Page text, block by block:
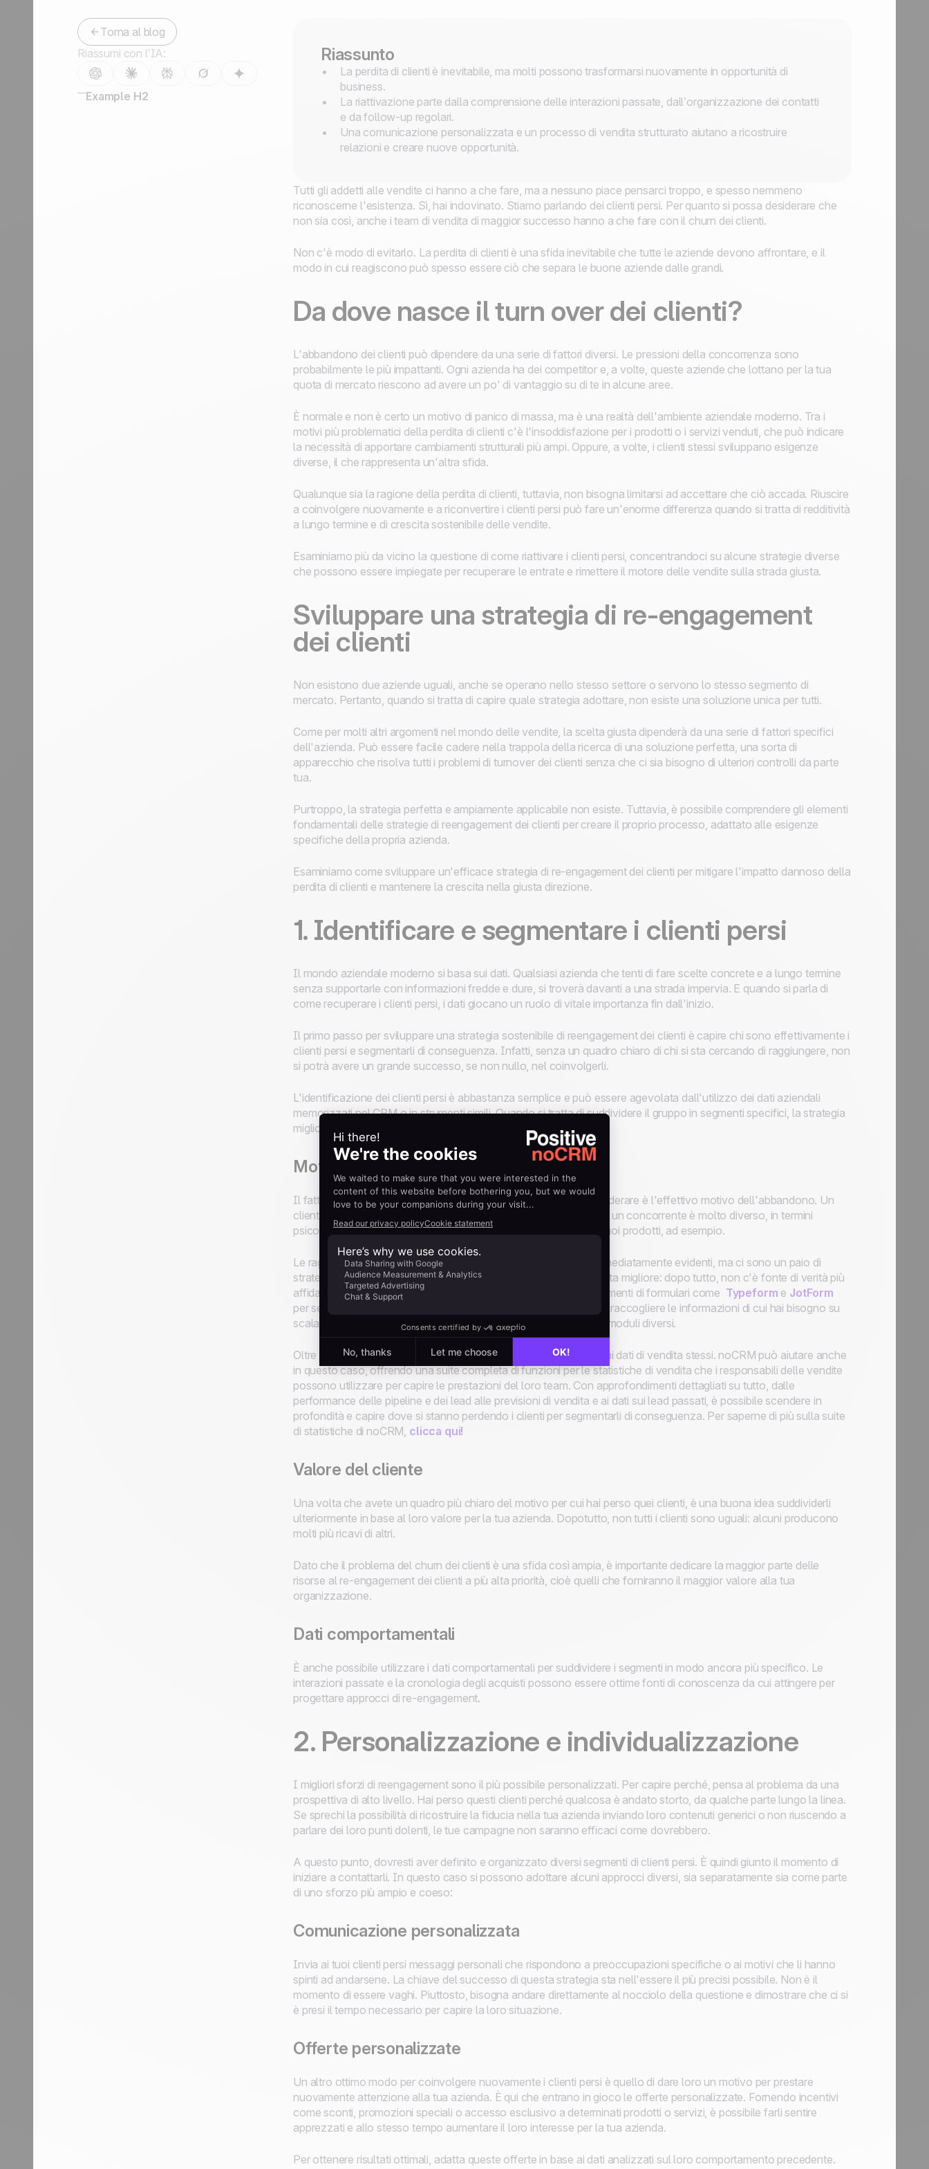
Diventa partner
Torna al blog
Riassumi con l’IA:
Example H2
Riassunto
La perdita di clienti è inevitabile, ma molti possono trasformarsi nuovamente in opportunità di
business.
La riattivazione parte dalla comprensione delle interazioni passate, dall’organizzazione dei contatti
e da follow-up regolari.
Una comunicazione personalizzata e un processo di vendita strutturato aiutano a ricostruire
relazioni e creare nuove opportunità.
Tutti gli addetti alle vendite ci hanno a che fare, ma a nessuno piace pensarci troppo, e spesso nemmeno
riconoscerne l'esistenza. Sì, hai indovinato. Stiamo parlando dei clienti persi. Per quanto si possa desiderare che
non sia così, anche i team di vendita di maggior successo hanno a che fare con il churn dei clienti.
Non c'è modo di evitarlo. La perdita di clienti è una sfida inevitabile che tutte le aziende devono affrontare, e il
modo in cui reagiscono può spesso essere ciò che separa le buone aziende dalle grandi.
Da dove nasce il turn over dei clienti?
L'abbandono dei clienti può dipendere da una serie di fattori diversi. Le pressioni della concorrenza sono
probabilmente le più impattanti. Ogni azienda ha dei competitor e, a volte, queste aziende che lottano per la tua
quota di mercato riescono ad avere un po' di vantaggio su di te in alcune aree.
È normale e non è certo un motivo di panico di massa, ma è una realtà dell'ambiente aziendale moderno. Tra i
motivi più problematici della perdita di clienti c'è l'insoddisfazione per i prodotti o i servizi venduti, che può indicare
la necessità di apportare cambiamenti strutturali più ampi. Oppure, a volte, i clienti stessi sviluppano esigenze
diverse, il che rappresenta un'altra sfida.
Qualunque sia la ragione della perdita di clienti, tuttavia, non bisogna limitarsi ad accettare che ciò accada. Riuscire
a coinvolgere nuovamente e a riconvertire i clienti persi può fare un'enorme differenza quando si tratta di redditività
a lungo termine e di crescita sostenibile delle vendite.
Esaminiamo più da vicino la questione di come riattivare i clienti persi, concentrandoci su alcune strategie diverse
che possono essere impiegate per recuperare le entrate e rimettere il motore delle vendite sulla strada giusta.
Sviluppare una strategia di re-engagement
dei clienti
Non esistono due aziende uguali, anche se operano nello stesso settore o servono lo stesso segmento di
mercato. Pertanto, quando si tratta di capire quale strategia adottare, non esiste una soluzione unica per tutti.
Come per molti altri argomenti nel mondo delle vendite, la scelta giusta dipenderà da una serie di fattori specifici
dell'azienda. Può essere facile cadere nella trappola della ricerca di una soluzione perfetta, una sorta di
apparecchio che risolva tutti i problemi di turnover dei clienti senza che ci sia bisogno di ulteriori controlli da parte
tua.
Purtroppo, la strategia perfetta e ampiamente applicabile non esiste. Tuttavia, è possibile comprendere gli elementi
fondamentali delle strategie di reengagement dei clienti per creare il proprio processo, adattato alle esigenze
specifiche della propria azienda.
Esaminiamo come sviluppare un'efficace strategia di re-engagement dei clienti per mitigare l'impatto dannoso della
perdita di clienti e mantenere la crescita nella giusta direzione.
1. Identificare e segmentare i clienti persi
Il mondo aziendale moderno si basa sui dati. Qualsiasi azienda che tenti di fare scelte concrete e a lungo termine
senza supportarle con informazioni fredde e dure, si troverà davanti a una strada impervia. E quando si parla di
come recuperare i clienti persi, i dati giocano un ruolo di vitale importanza fin dall'inizio.
Il primo passo per sviluppare una strategia sostenibile di reengagement dei clienti è capire chi sono effettivamente i
clienti persi e segmentarli di conseguenza. Infatti, senza un quadro chiaro di chi si sta cercando di raggiungere, non
si potrà avere un grande successo, se non nullo, nel coinvolgerli.
L'identificazione dei clienti persi è abbastanza semplice e può essere agevolata dall'utilizzo dei dati aziendali
memorizzati nel CRM o in strumenti simili. Quando si tratta di suddividere il gruppo in segmenti specifici, la strategia
migliore consiste nell'utilizzare alcuni criteri diversi.
Motivi del Churn o Turnover
Il fattore di differenziazione di gran lunga più importante da considerare è l'effettivo motivo dell'abbandono. Un
cliente che abbandona la tua azienda per andare direttamente da un concorrente è molto diverso, in termini
psicologici, da un cliente che ha deciso di non aver bisogno dei tuoi prodotti, ad esempio.
Le ragioni alla base della rinuncia dei clienti non sono sempre immediatamente evidenti, ma ci sono un paio di
strategie che si possono adottare. L'analisi dei feedback è la scelta migliore: dopo tutto, non c'è fonte di verità più
affidabile del cliente stesso.
con strumenti di formulari come Typeform e JotForm
per semplificare il processo di raccolta dei feedback, aiutandoti a raccogliere le informazioni di cui hai bisogno su
scala senza impantanarti in una dozzina di strumenti, sondaggi e moduli diversi.
Oltre al feedback, è sempre bene dare un'occhiata più da vicino ai dati di vendita stessi. noCRM può aiutare anche
in questo caso, offrendo una suite completa di funzioni per le statistiche di vendita che i responsabili delle vendite
possono utilizzare per capire le prestazioni del loro team. Con approfondimenti dettagliati su tutto, dalle
performance delle pipeline e dei lead alle previsioni di vendita e ai dati sui lead passati, è possibile scendere in
profondità e capire dove si stanno perdendo i clienti per segmentarli di conseguenza. Per saperne di più sulla suite
di statistiche di noCRM, clicca qui!
Valore del cliente
Una volta che avete un quadro più chiaro del motivo per cui hai perso quei clienti, è una buona idea suddividerli
ulteriormente in base al loro valore per la tua azienda. Dopotutto, non tutti i clienti sono uguali: alcuni producono
molti più ricavi di altri.
Dato che il problema del churn dei clienti è una sfida così ampia, è importante dedicare la maggior parte delle
risorse al re-engagement dei clienti a più alta priorità, cioè quelli che forniranno il maggior valore alla tua
organizzazione.
Dati comportamentali
È anche possibile utilizzare i dati comportamentali per suddividere i segmenti in modo ancora più specifico. Le
interazioni passate e la cronologia degli acquisti possono essere ottime fonti di conoscenza da cui attingere per
progettare approcci di re-engagement.
2. Personalizzazione e individualizzazione
I migliori sforzi di reengagement sono il più possibile personalizzati. Per capire perché, pensa al problema da una
prospettiva di alto livello. Hai perso questi clienti perché qualcosa è andato storto, da qualche parte lungo la linea.
Se sprechi la possibilità di ricostruire la fiducia nella tua azienda inviando loro contenuti generici o non riuscendo a
parlare dei loro punti dolenti, le tue campagne non saranno efficaci come dovrebbero.
A questo punto, dovresti aver definito e organizzato diversi segmenti di clienti persi. È quindi giunto il momento di
iniziare a contattarli. In questo caso si possono adottare alcuni approcci diversi, sia separatamente sia come parte
di uno sforzo più ampio e coeso:
Comunicazione personalizzata
Invia ai tuoi clienti persi messaggi personali che rispondono a preoccupazioni specifiche o ai motivi che li hanno
spinti ad andarsene. La chiave del successo di questa strategia sta nell'essere il più precisi possibile. Non è il
momento di essere vaghi. Piuttosto, bisogna andare direttamente al nocciolo della questione e dimostrare che ci si
è presi il tempo necessario per capire la loro situazione.
Offerte personalizzate
Un altro ottimo modo per coinvolgere nuovamente i clienti persi è quello di dare loro un motivo per prestare
nuovamente attenzione alla tua azienda. È qui che entrano in gioco le offerte personalizzate. Fornendo incentivi
come sconti, promozioni speciali o accesso esclusivo a determinati prodotti o servizi, è possibile farli sentire
apprezzati e allo stesso tempo aumentare il loro interesse per la tua azienda.
Per ottenere risultati ottimali, adatta queste offerte in base ai dati analizzati sul loro comportamento precedente.